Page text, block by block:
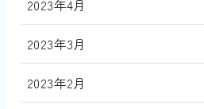
2023年4月
2023年3月
2023年2月